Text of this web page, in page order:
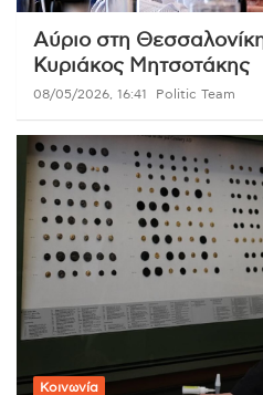
Αύριο στη
Κυριάκος Μητσοτάκης
08/05/2026, 16:41 Politic Team
Κοινωνία